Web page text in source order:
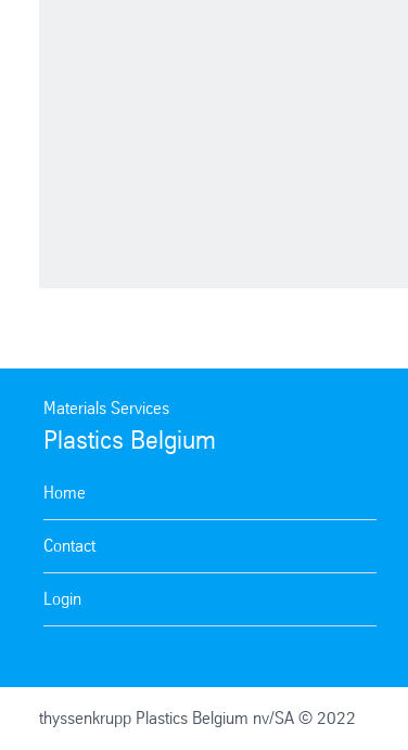
Materials Services
Plastics Belgium
Home
Contact
Login
thyssenkrupp Plastics Belgium nv/SA © 2022